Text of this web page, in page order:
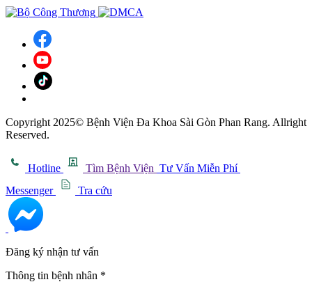
Copyright 2025© Bệnh Viện Đa Khoa Sài Gòn Phan Rang. Allright
Reserved.
Hotline Tìm Bệnh Viện Tư Vấn Miễn Phí
Messenger
Tra cứu
Đăng ký nhận tư vấn
Thông tin bệnh nhân *